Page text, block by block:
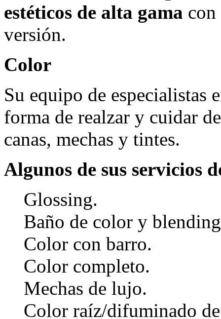
estéticos de alta gama
versión.
Color
Su equipo de especialistas
forma de realzar y cuidar
canas, mechas y tintes.
Algunos de sus servicios
Glossing.
Baño de color y
Color con barro.
Color completo.
Mechas de lujo.
Color raíz/difuminado